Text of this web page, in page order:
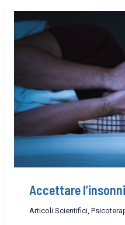
Accettare
Articoli Scientifici,